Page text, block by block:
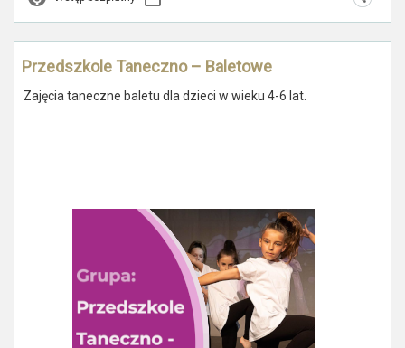
Przedszkole Taneczno – Baletowe
Zajęcia taneczne baletu dla dzieci w wieku 4-6 lat.